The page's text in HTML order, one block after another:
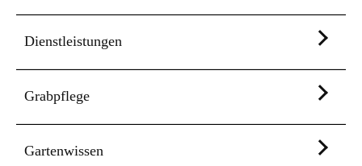
Dienstleistungen
Grabpflege
Gartenwissen